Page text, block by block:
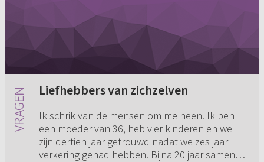
Liefhebbers van zichzelven
Ik schrik van de mensen om me heen. Ik ben
een moeder van 36, heb vier kinderen en we
zijn dertien jaar getrouwd nadat we zes jaar
verkering gehad hebben. Bijna 20 jaar samen